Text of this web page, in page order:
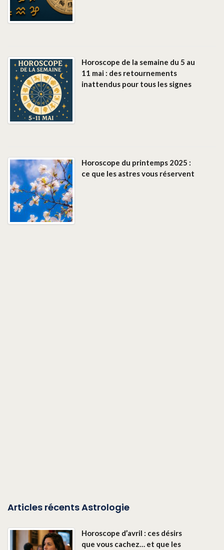
Horoscope de la semaine du 5 au
11 mai : des retournements
inattendus pour tous les signes
Horoscope du printemps 2025 :
ce que les astres vous réservent
Articles récents Astrologie
Horoscope d’avril : ces désirs
que vous cachez… et que les